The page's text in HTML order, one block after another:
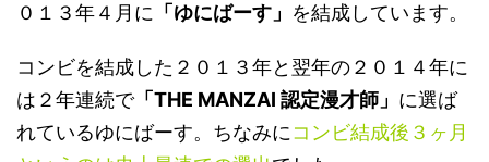
０１３年４月に 「ゆにばーす」 を結成しています。
コンビを結成した２０１３年と翌年の２０１４年に
は２年連続で「THE MANZAI 認定漫才師」 に選ば
れているゆにばーす。ちなみにコンビ結成後３ヶ月